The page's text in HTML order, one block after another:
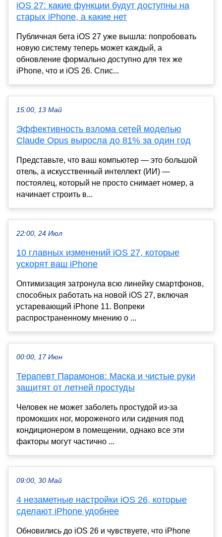
iOS 27: какие функции будут доступны на
старых iPhone, а какие нет
Публичная бета iOS 27 уже вышла: попробовать
новую систему теперь может каждый, а
обновление формально доступно для тех же
iPhone, что и iOS 26. Спис...
15:00, 13 Май
Эффективность взлома сетей моделью
Claude Opus выросла до 81% за один год
Представьте, что ваш компьютер — это большой
отель, а искусственный интеллект (ИИ) —
постоялец, который не просто снимает номер, а
начинает строить в...
22:00, 24 Июл
10 главных изменений iOS 27, которые
ускорят ваш iPhone
Оптимизация затронула всю линейку смартфонов,
способных работать на новой iOS 27, включая
устаревающий iPhone 11. Вопреки
распространенному мнению о ...
00:00, 17 Июн
Терапевт Парамонов: Маска и чистые руки
защитят от летней простуды
Человек не может заболеть простудой из-за
промокших ног, мороженого или сидения под
кондиционером в помещении, однако все эти
факторы могут частично ...
09:00, 30 Май
4 незаметные настройки iOS 26, которые
сделают iPhone удобнее
Обновились до iOS 26 и чувствуете, что iPhone